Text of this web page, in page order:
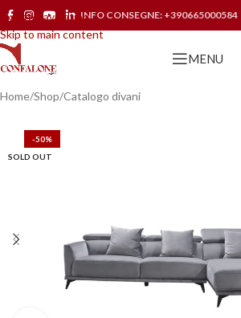
Skip to navigation
Skip to main content
INFO CONSEGNE: +390665000584
MENU
Home/Shop/Catalogo divani
-50%
SOLD OUT